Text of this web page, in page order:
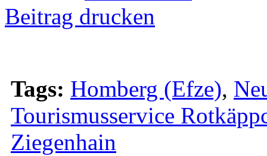
Beitrag drucken
Tags: Homberg (Efze),
Tourismusservice
Ziegenhain